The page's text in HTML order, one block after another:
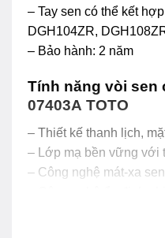
– Tay sen có thể kết
DGH104ZR,
– Bảo hành: 2 năm
Tính năng vòi sen
07403A TOTO
– Thiết kế thanh lịch,
– Lớp mạ bền vững với
– Công nghệ mát-xa